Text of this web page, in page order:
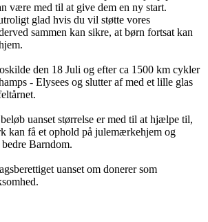
være med til at give dem en ny start.
glad hvis du vil støtte vores
sammen kan sikre, at børn fortsat kan
den 18 Juli og efter ca 1500 km cykler
- Elysees og slutter af med et lille glas
uanset størrelse er med til at hjælpe til,
kan få et ophold på julemærkehjem og
Barndom.
uanset om donerer som